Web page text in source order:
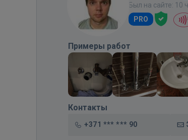
Был на сайте: 10
PRO
Примеры работ
Контакты
+371 *** *** 90